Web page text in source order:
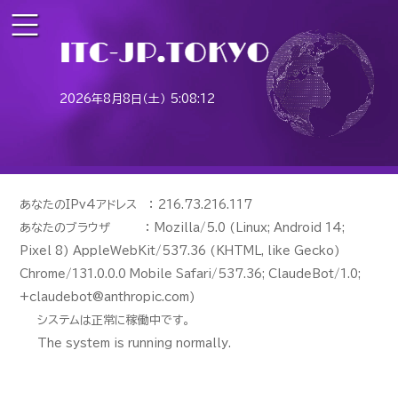
2026年8月8日（土） 5:08:13
システムは正常に稼働中です。
The system is running normally.
あなたのIPv4アドレス ： 216.73.216.117
あなたのブラウザ ： Mozilla/5.0 (Linux; Android 14;
Pixel 8) AppleWebKit/537.36 (KHTML, like Gecko)
Chrome/131.0.0.0 Mobile Safari/537.36; ClaudeBot/1.0;
+claudebot@anthropic.com)